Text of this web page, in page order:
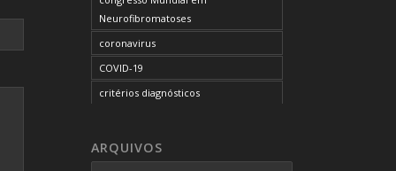
selumetinibe
Sem categoria
SUS
TDAH
tratamento
periférico
Neurofibromatoses
coronavirus
COVID-19
critérios diagnósticos
curso de capacitação
ARQUIVOS